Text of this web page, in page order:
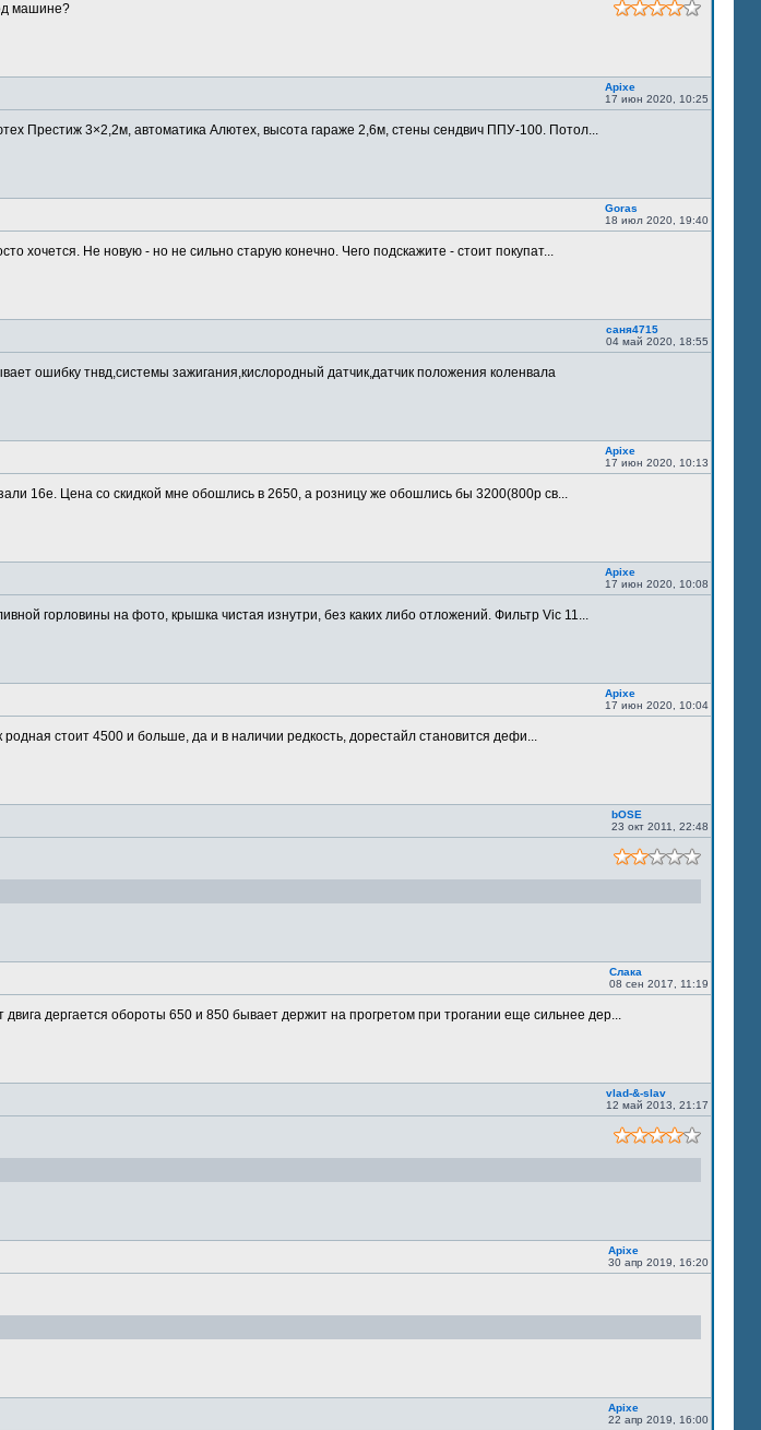
машине?
Apixe
17 июн 2020, 10:25
Престиж 3×2,2м, автоматика Алютех, высота гараже 2,6м, стены сендвич ППУ-100. Потол...
Goras
18 июл 2020, 19:40
хочется. Не новую - но не сильно старую конечно. Чего подскажите - стоит покупат...
саня4715
04 май 2020, 18:55
ошибку тнвд,системы зажигания,кислородный датчик,датчик положения коленвала
Apixe
17 июн 2020, 10:13
16е. Цена со скидкой мне обошлись в 2650, а розницу же обошлись бы 3200(800р св...
Apixe
17 июн 2020, 10:08
горловины на фото, крышка чистая изнутри, без каких либо отложений. Фильтр Vic 11...
Apixe
17 июн 2020, 10:04
родная стоит 4500 и больше, да и в наличии редкость, дорестайл становится дефи...
bOSE
23 окт 2011, 22:48
Слака
08 сен 2017, 11:19
двига дергается обороты 650 и 850 бывает держит на прогретом при трогании еще сильнее дер...
vlad-&-slav
12 май 2013, 21:17
Apixe
30 апр 2019, 16:20
Apixe
22 апр 2019, 16:00